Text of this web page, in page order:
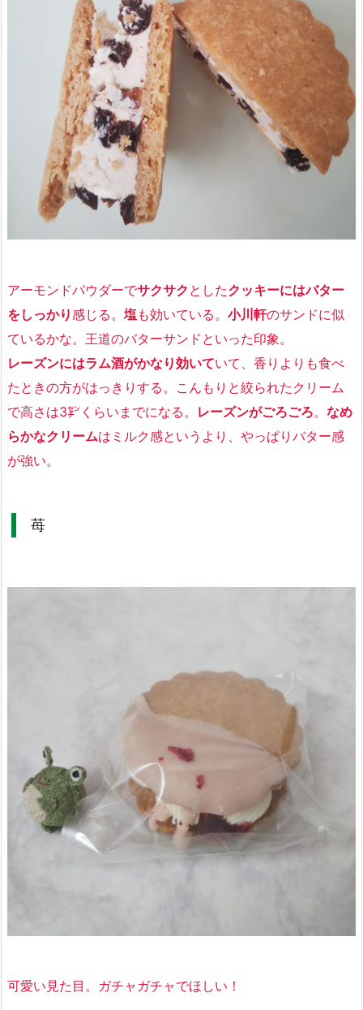
アーモンドパウダーでサクサク としたクッキーにはバター
をしっかり感じる。 塩 も効いている。 小川軒のサンドに似
ているかな。王道のバターサンドといった印象。
レーズンにはラム酒がかなり効いていて、 香りよりも食べ
たときの方がはっきり する。こんもりと絞られたクリーム
で高さは3㌢くらいまでになる。 レーズンがごろごろ。 なめ
らかなクリームはミルク感というより、やっぱりバター感
が強い。
苺
可愛い見た目。ガチャガチャでほしい！